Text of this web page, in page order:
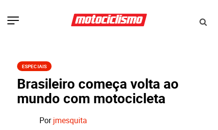
ESPECIAIS
Brasileiro começa volta ao
mundo com motocicleta
Porjmesquita